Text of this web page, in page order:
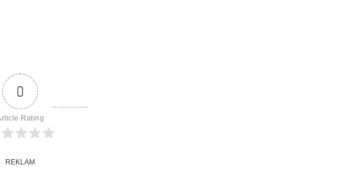
0
Rating
REKLAM